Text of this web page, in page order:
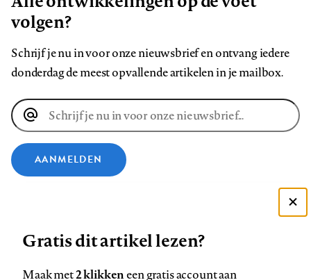
volgen?
Schrijf je nu in voor onze nieuwsbrief en ontvang iedere
donderdag de meest opvallende artikelen in je mailbox.
E-
mailadres
AANMELDEN
Volg
ons
Volg
ons
Volg
ons
Volg
ons
Volg
ons
ons
Zie onze cookie policy
Gratis dit artikel lezen?
Maak met2 klikkeneen gratis account aan